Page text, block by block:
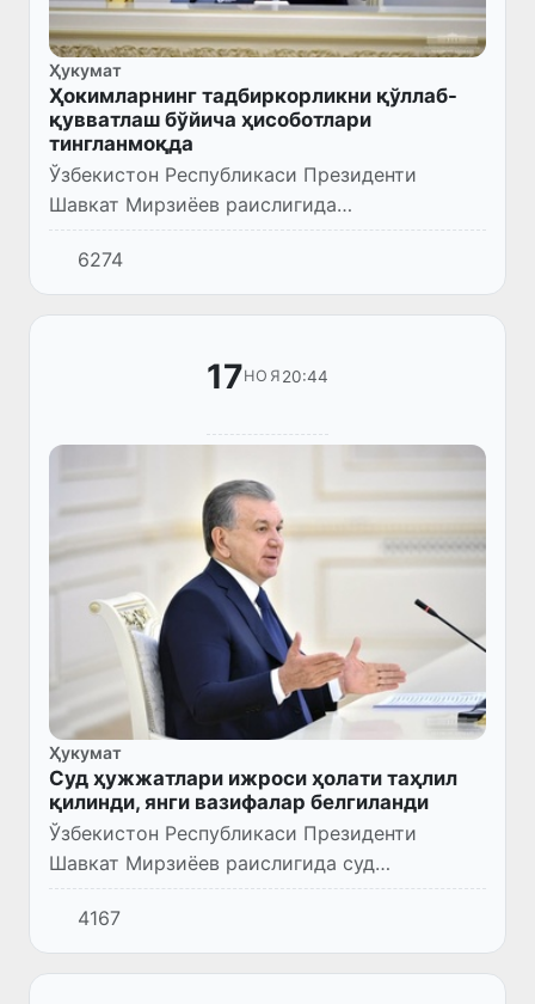
Ҳукумат
Ҳокимларнинг тадбиркорликни қўллаб-
қувватлаш бўйича ҳисоботлари
тингланмоқда
Ўзбекистон Республикаси Президенти
Шавкат Мирзиёев раислигида
видеоселектор йиғилиши бўлиб ўтмоқда. Кун
тартибига иккита масала – ҳудудларда
тадбиркорликни қўллаб-қувватлаш бўйича...
6274
17НОЯ 20:44
Ҳукумат
Суд ҳужжатлари ижроси ҳолати таҳлил
қилинди, янги вазифалар белгиланди
Ўзбекистон Республикаси Президенти
Шавкат Мирзиёев раислигида суд
ҳужжатлари ижро этиш тизимини
такомиллаштириш чора-тадбирлари
юзасидан видеоселектор йиғилиши бўлиб
4167